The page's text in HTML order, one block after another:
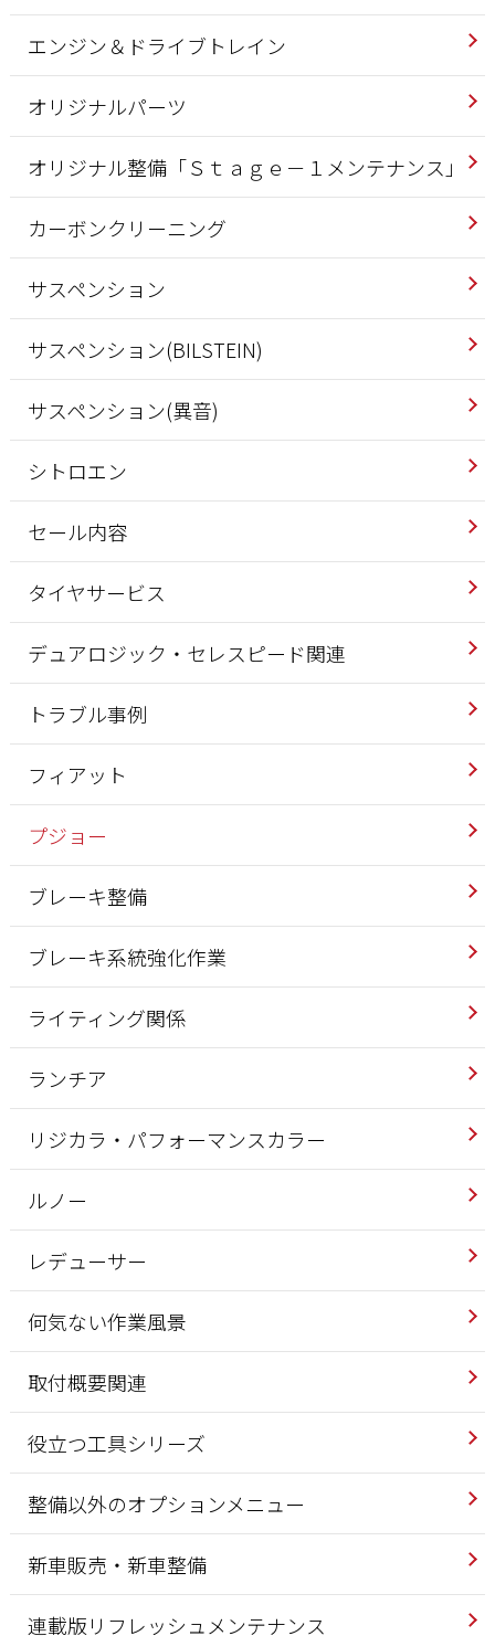
エンジン＆ドライブトレイン
オリジナルパーツ
オリジナル整備「Ｓｔａｇｅ－１メンテナンス」
カーボンクリーニング
サスペンション
サスペンション(BILSTEIN)
サスペンション(異音)
シトロエン
セール内容
タイヤサービス
デュアロジック・セレスピード関連
トラブル事例
フィアット
プジョー
ブレーキ整備
ブレーキ系統強化作業
ライティング関係
ランチア
リジカラ・パフォーマンスカラー
ルノー
レデューサー
何気ない作業風景
取付概要関連
役立つ工具シリーズ
整備以外のオプションメニュー
新車販売・新車整備
連載版リフレッシュメンテナンス